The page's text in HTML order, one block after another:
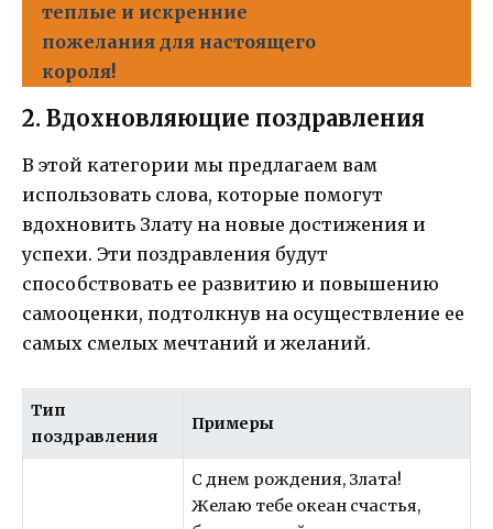
теплые и искренние
пожелания для настоящего
короля!
2. Вдохновляющие поздравления
В этой категории мы предлагаем вам
использовать слова, которые помогут
вдохновить Злату на новые достижения и
успехи. Эти поздравления будут
способствовать ее развитию и повышению
самооценки, подтолкнув на осуществление ее
самых смелых мечтаний и желаний.
Тип
поздравления
Примеры
С днем рождения, Злата!
Желаю тебе океан счастья,